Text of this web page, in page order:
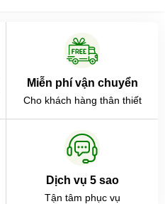
Miễn phí vận chuyển
Cho khách hàng thân thiết
Dịch vụ 5 sao
Tận tâm phục vụ